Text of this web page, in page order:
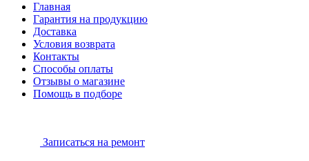
Главная
Гарантия на продукцию
Доставка
Условия возврата
Контакты
Способы оплаты
Отзывы о магазине
Помощь в подборе
Записаться на ремонт